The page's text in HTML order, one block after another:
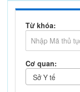
Từ khóa:
Cơ quan:
Sở Y tế